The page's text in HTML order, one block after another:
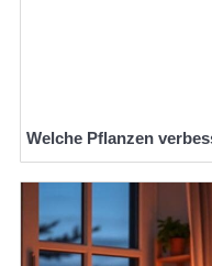
Welche Pflanzen